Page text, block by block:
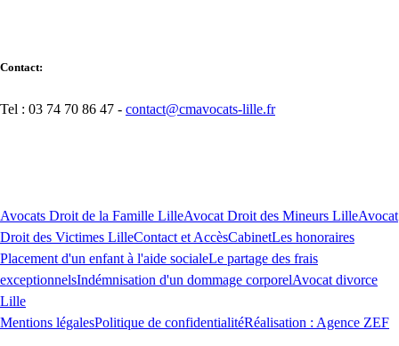
Contact:
Tel : 03 74 70 86 47 - contact@cmavocats-lille.fr
Avocats Droit de la Famille LilleAvocat Droit des Mineurs LilleAvocat
Droit des Victimes LilleContact et AccèsCabinetLes honoraires
Placement d'un enfant à l'aide socialeLe partage des frais
exceptionnelsIndémnisation d'un dommage corporelAvocat divorce
Lille
Mentions légalesPolitique de confidentialitéRéalisation : Agence ZEF